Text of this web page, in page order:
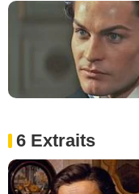
6 Extraits